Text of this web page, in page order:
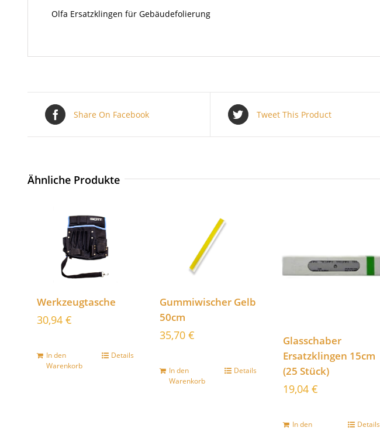
Olfa Ersatzklingen für Gebäudefolierung
Share On Facebook Tweet This Product
Ähnliche Produkte
Werkzeugtasche
30,94 €
In den
Warenkorb
Details
Gummiwischer Gelb
50cm
35,70€
In den
Warenkorb
Details
Glasschaber
Ersatzklingen 15cm
(25 Stück)
19,04 €
In den
Details